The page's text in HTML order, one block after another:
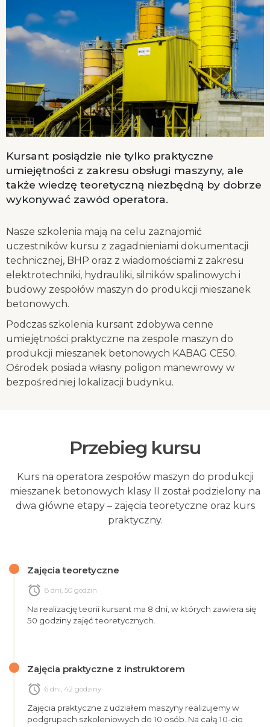
Kursant posiądzie nie tylko praktyczne
umiejętności z zakresu obsługi maszyny, ale
także wiedzę teoretyczną niezbędną by dobrze
wykonywać zawód operatora.
Nasze szkolenia mają na celu zaznajomić
uczestników kursu z zagadnieniami dokumentacji
technicznej, BHP oraz z wiadomościami z zakresu
elektrotechniki, hydrauliki, silników spalinowych i
budowy zespołów maszyn do produkcji mieszanek
betonowych.
Podczas szkolenia kursant zdobywa cenne
umiejętności praktyczne na zespole maszyn do
produkcji mieszanek betonowych KABAG CE50.
Ośrodek posiada własny poligon manewrowy w
bezpośredniej lokalizacji budynku.
Przebieg kursu
Kurs na operatora zespołów maszyn do produkcji
mieszanek betonowych klasy II został podzielony na
dwa główne etapy – zajęcia teoretyczne oraz kurs
praktyczny.
Zajęcia teoretyczne
alarm 8 dni, 50 godzin
Na realizację teorii kursant ma 8 dni, w których zawiera się
50 godziny zajęć teoretycznych.
Zajęcia praktyczne z instruktorem
alarm 6 dni, 42 godziny
Zajęcia praktyczne z udziałem maszyny realizujemy w
podgrupach szkoleniowych do 10 osób. Na całą 10-cio